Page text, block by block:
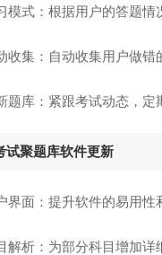
模式：根据用户的答题情
收集：自动收集用户做错
题库：紧跟考试动态，定
试聚题库软件更新
界面：提升软件的易用性
解析：为部分科目增加详